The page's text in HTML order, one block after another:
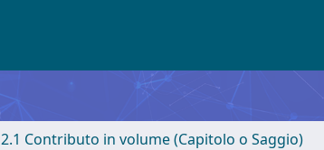
2.1 Contributo in volume (Capitolo o Saggio)